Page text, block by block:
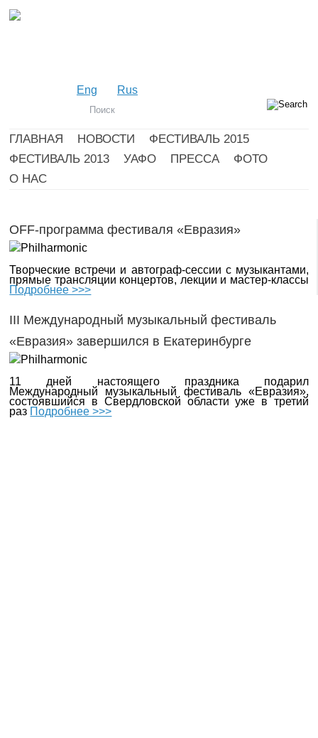
Eng Rus
ГЛАВНАЯ НОВОСТИ
ФЕСТИВАЛЬ 2015
ФЕСТИВАЛЬ 2013
УАФО ПРЕССА
ФОТО
О НАС
OFF-программа фестиваля «Евразия»
Творческие встречи и автограф-сессии с музыкантами,
прямые трансляции концертов, лекции и мастер-классы
Подробнее >>>
III Международный музыкальный фестиваль
«Евразия» завершился в Екатеринбурге
11 дней настоящего праздника подарил
Международный музыкальный фестиваль «Евразия»,
состоявшийся в Свердловской области уже в третий
раз Подробнее >>>